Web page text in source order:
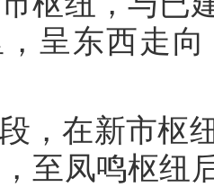
呈东西走
，在新市枢
至凤鸣枢纽